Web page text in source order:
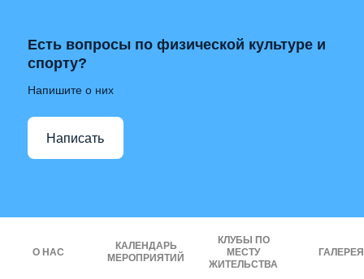
Есть вопросы по физической культуре и
спорту?
Напишите о них
Написать
О НАС
КАЛЕНДАРЬ
МЕРОПРИЯТИЙ
КЛУБЫ ПО
МЕСТУ
ЖИТЕЛЬСТВА
ГАЛЕРЕЯ